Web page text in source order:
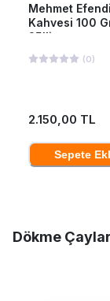
Mehmet
Kahvesi 100
25'li
(0)
2.150,00 TL
Sepete
Dökme Çaylar